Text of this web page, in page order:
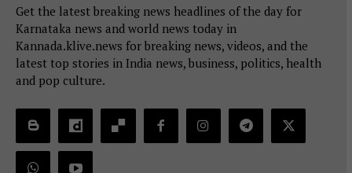
Get the latest breaking news headlines of the day for
Karnataka news and world news today in
Kannada.klive.news for breaking news, videos, and the
latest top stories in India news, business, politics, health
and pop culture.